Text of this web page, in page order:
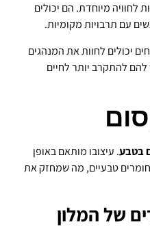
לחוויה מיוחדת. הם יכולים
עם תרבויות מקומיות.
יכולים לחוות את המנהגים
להתקרב יותר לחיים
בטבע. עיצובו מותאם באופן
טבעיים, מה שמחזק את
של המלון